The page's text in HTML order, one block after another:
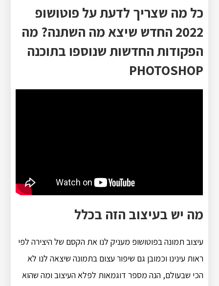
כל מה שצריך לדעת על פוטושופ
2022 החדש שיצא מה השתנה? מה
הפקודות החדשות שנוספו בתוכנה
PHOTOSHOP
מה יש בעיצוב הזה בכלל
עיצוב תמונה בפוטושופ מעניק לנו את הקסם של היצירה לפי
ראות עינינו וכמובן גם שיפור עצום בתמונה שיצאה לנו לא
הכי שבעולם, הנה מספר דוגמאות לפלא העיצוב ומה שהוא